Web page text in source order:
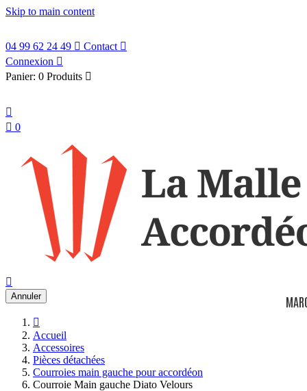
Skip to main content
04 99 62 24 49  Contact 
Connexion 
Panier: 0 Produits 

 0

Annuler

Accueil
Accessoires
Pièces détachées
Courroies main gauche pour accordéon
Courroie Main gauche Diato Velours